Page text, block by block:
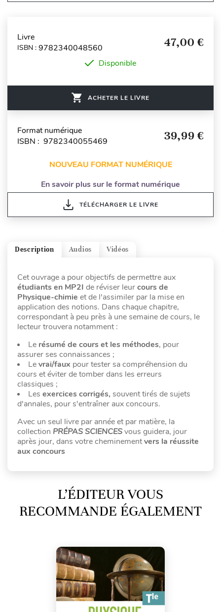
Livre
ISBN : 9782340048560 47,00 €
Disponible
ACHETER LE LIVRE
Format numérique
ISBN : 9782340055469
39,99 €
NOUVEAU FORMAT NUMÉRIQUE
En savoir plus sur le format numérique
TÉLÉCHARGER LE LIVRE
Vidéos
Audios
Description
Cet ouvrage a pour objectifs de permettre aux
étudiants en MP2I de réviser leurcours de
Physique-chimie et de l'assimiler par la mise en
application des notions. Dans chaque chapitre,
correspondant à peu près à une semaine de cours, le
lecteur trouvera notamment :
Le résumé de cours et les méthodes, pour
assurer ses connaissances ;
Levrai/faux pour tester sa compréhension du
cours et éviter de tomber dans les erreurs
classiques ;
Les exercices corrigés, souvent tirés de sujets
d'annales, pour s'entraîner aux concours.
Avec un seul livre par année et par matière, la
collection PRÉPAS SCIENCESvous guidera, jour
après jour, dans votre cheminementvers la réussite
aux concours
L’ÉDITEUR VOUS
RECOMMANDE ÉGALEMENT